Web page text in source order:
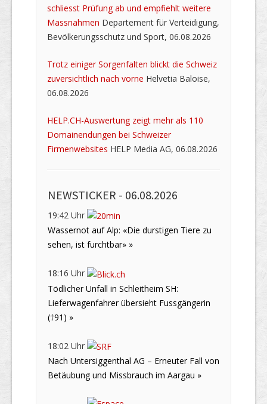
schliesst Prüfung ab und empfiehlt weitere
Massnahmen Departement für Verteidigung,
Bevölkerungsschutz und Sport, 06.08.2026
Trotz einiger Sorgenfalten blickt die Schweiz
zuversichtlich nach vorne Helvetia Baloise,
06.08.2026
HELP.CH-Auswertung zeigt mehr als 110
Domainendungen bei Schweizer
Firmenwebsites HELP Media AG, 06.08.2026
NEWSTICKER - 06.08.2026
19:42 Uhr
Wassernot auf Alp: «Die durstigen Tiere zu
sehen, ist furchtbar» »
18:16 Uhr
Tödlicher Unfall in Schleitheim SH:
Lieferwagenfahrer übersieht Fussgängerin
(†91) »
18:02 Uhr
Nach Untersiggenthal AG – Erneuter Fall von
Betäubung und Missbrauch im Aargau »